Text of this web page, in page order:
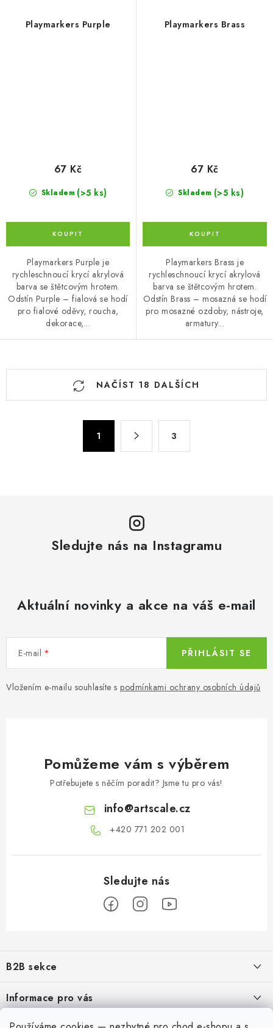
Playmarkers Purple
Skladem (>5 ks)
67 Kč
Playmarkers Purple je
rychleschnoucí krycí akrylová
barva se štětcovým hrotem.
Odstín Purple – fialová se hodí
pro fialové oděvy, roucha,
dekorace,...
Playmarkers Brass
Skladem (>5 ks)
67 Kč
Playmarkers Brass je
rychleschnoucí krycí akrylová
barva se štětcovým hrotem.
Odstín Brass – mosazná se hodí
pro mosazné ozdoby, nástroje,
armatury...
NAČÍST 18 DALŠÍCH
1 3
Sledujte nás na Instagramu
Aktuální novinky a akce na váš e-mail
E-mail
Vložením e-mailu souhlasíte s podmínkami ochrany osobních údajů
PŘIHLÁSIT SE
Pomůžeme vám s výběrem
Potřebujete s něčím poradit? Jsme tu pro vás!
info@artscale.cz
+420 771 202 001​
p
a
t
B2B sekce
poskytování odpovídajících služeb a servisu
Informace pro vás
O nás